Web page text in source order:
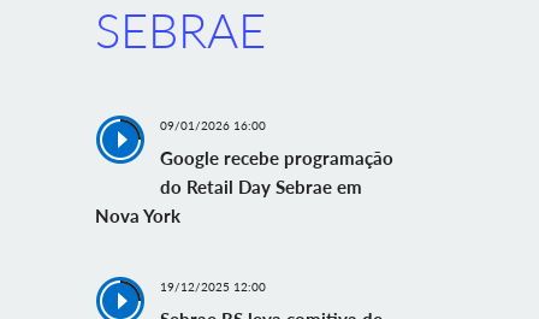
SEBRAE
09/01/2026 16:00
Google recebe programação
do Retail Day Sebrae em
Nova York
19/12/2025 12:00